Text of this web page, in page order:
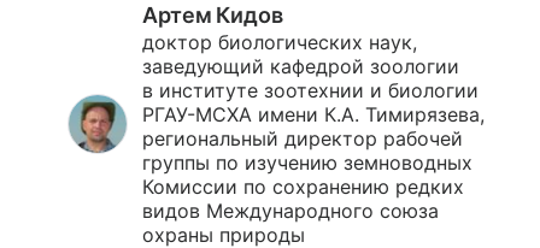
Артем Кидов
доктор биологических наук,
заведующий кафедрой зоологии
в институте зоотехнии и биологии
РГАУ-МСХА имени К.А. Тимирязева,
региональный директор рабочей
группы по изучению земноводных
Комиссии по сохранению редких
видов Международного союза
охраны природы